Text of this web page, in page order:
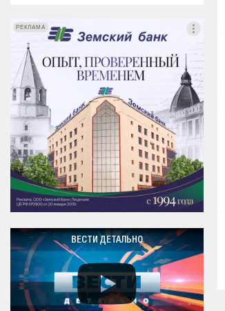
РЕКЛАМА
РЕКЛАМА
ВЕСТИ ДЕТАЛЬНО